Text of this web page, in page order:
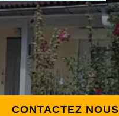
CONTACTEZ NOUS